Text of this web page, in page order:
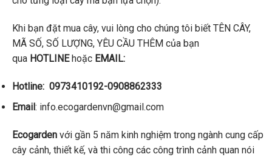
Khi bạn đặt mua cây, vui lòng cho chúng tôi biết TÊN CÂY,
MÃ SỐ, SỐ LƯỢNG, YÊU CẦU THÊM của bạn
qua HOTLINEhoặc EMAIL:
Hotline: 0973410192-0908862333
Email : info.ecogardenvn@gmail.com
Ecogarden với gần 5 năm kinh nghiệm trong ngành cung cấp
cây cảnh, thiết kế, và thi công các công trình cảnh quan nói